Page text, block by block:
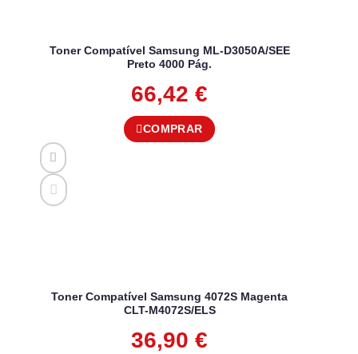
Toner Compatível Samsung ML-D3050A/SEE
Preto 4000 Pág.
66,42 €
COMPRAR
Toner Compatível Samsung 4072S Magenta
CLT-M4072S/ELS
36,90 €